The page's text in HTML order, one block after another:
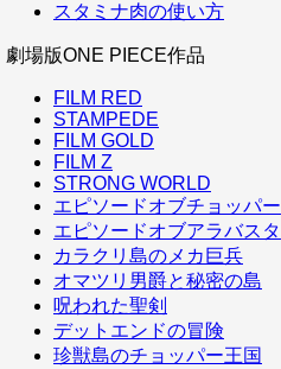
スタミナ肉の使い方
劇場版ONE PIECE作品
FILM RED
STAMPEDE
FILM GOLD
FILM Z
STRONG WORLD
エピソードオブチョッパー
エピソードオブアラバスタ
カラクリ島のメカ巨兵
オマツリ男爵と秘密の島
呪われた聖剣
デットエンドの冒険
珍獣島のチョッパー王国